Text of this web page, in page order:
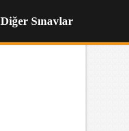
Diğer Sınavlar